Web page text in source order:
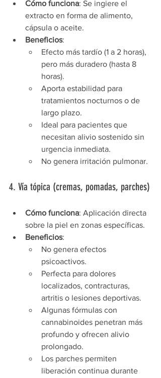
Cómo funciona: Se ingiere el
extracto en forma de alimento,
cápsula o aceite.
Beneficios:
Efecto más tardío (1 a 2 horas),
pero más duradero (hasta 8
horas).
Aporta estabilidad para
tratamientos nocturnos o de
largo plazo.
Ideal para pacientes que
necesitan alivio sostenido sin
urgencia inmediata.
No genera irritación pulmonar.
4. Vía tópica (cremas, pomadas, parches)
Cómo funciona: Aplicación directa
sobre la piel en zonas específicas.
Beneficios:
No genera efectos
psicoactivos.
Perfecta para dolores
localizados, contracturas,
artritis o lesiones deportivas.
Algunas fórmulas con
cannabinoides penetran más
profundo y ofrecen alivio
prolongado.
Los parches permiten
liberación continua durante